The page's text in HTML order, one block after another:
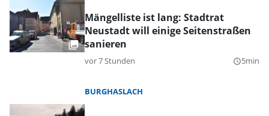
Mängelliste ist lang: Stadtrat
Neustadt will einige Seitenstraßen
sanieren
vor 7 Stunden query_builder5min
BURGHASLACH